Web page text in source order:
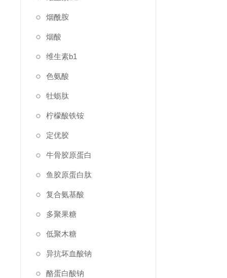
烟酰胺
烟酸
维生素b1
色氨酸
牡蛎肽
柠檬酸铁铵
定优胶
牛骨胶原蛋白
鱼胶原蛋白肽
复合氨基酸
多聚果糖
低聚木糖
异抗坏血酸钠
酪蛋白酸钠